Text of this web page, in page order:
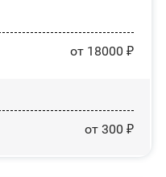
от 18000 ₽
от 300 ₽